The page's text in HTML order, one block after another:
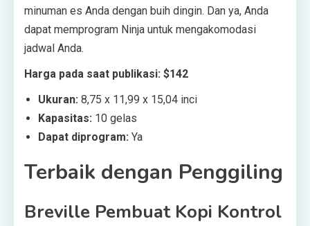
minuman es Anda dengan buih dingin. Dan ya, Anda
dapat memprogram Ninja untuk mengakomodasi
jadwal Anda.
Harga pada saat publikasi: $142
Ukuran: 8,75 x 11,99 x 15,04 inci
Kapasitas: 10 gelas
Dapat diprogram: Ya
Terbaik dengan Penggiling
Breville Pembuat Kopi Kontrol